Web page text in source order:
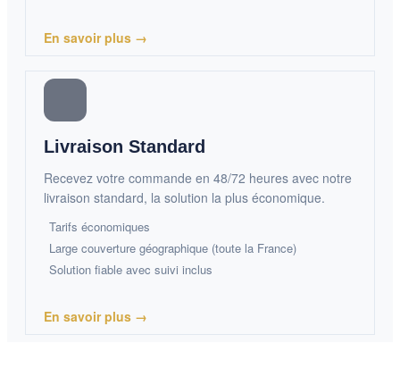
En savoir plus →
Livraison Standard
Recevez votre commande en 48/72 heures avec notre
livraison standard, la solution la plus économique.
Tarifs économiques
Large couverture géographique (toute la France)
Solution fiable avec suivi inclus
En savoir plus →